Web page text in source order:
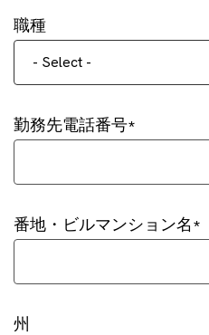
職種
- Select -
勤務先電話番号
番地・ビルマンション名
州